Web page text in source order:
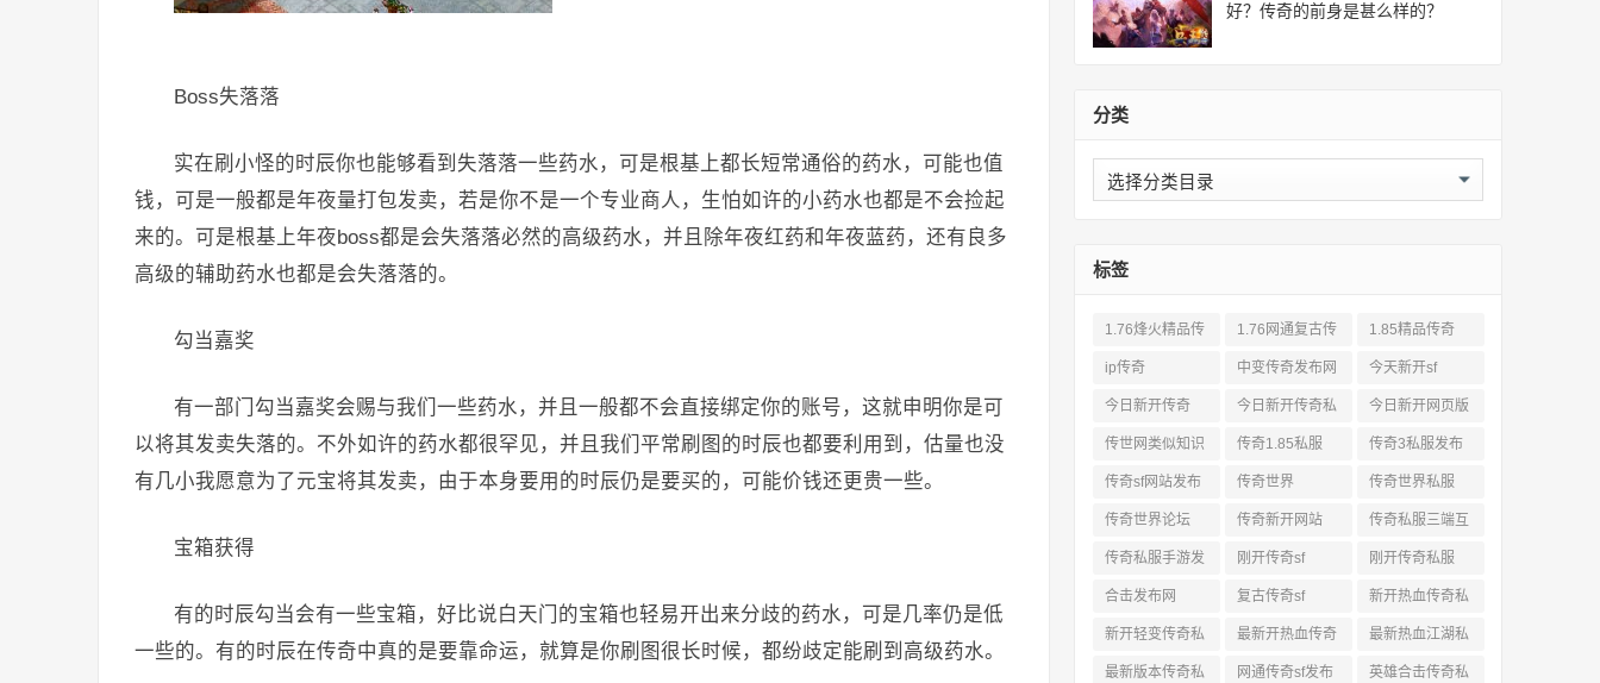
Boss失落落
实在刷小怪的时辰你也能够看到失落落一些药水，可是根基上都长短常通俗的药水，可能也值
钱，可是一般都是年夜量打包发卖，若是你不是一个专业商人，生怕如许的小药水也都是不会捡起
来的。可是根基上年夜boss都是会失落落必然的高级药水，并且除年夜红药和年夜蓝药，还有良多
高级的辅助药水也都是会失落落的。
勾当嘉奖
有一部门勾当嘉奖会赐与我们一些药水，并且一般都不会直接绑定你的账号，这就申明你是可
以将其发卖失落的。不外如许的药水都很罕见，并且我们平常刷图的时辰也都要利用到，估量也没
有几小我愿意为了元宝将其发卖，由于本身要用的时辰仍是要买的，可能价钱还更贵一些。
宝箱获得
有的时辰勾当会有一些宝箱，好比说白天门的宝箱也轻易开出来分歧的药水，可是几率仍是低
一些的。有的时辰在传奇中真的是要靠命运，就算是你刷图很长时候，都纷歧定能刷到高级药水。
好？传奇的前身是甚么样的？
分类
分
类
标签
1.76烽火精品传
奇私服网站
1.76网通复古传
奇sf
1.85精品传奇
ip传奇 中变传奇发布网 今天新开sf
今日新开传奇
今日新开传奇私
服发布网
今日新开网页版
传奇
传世网类似知识 传奇1.85私服
传奇3私服发布
网站
传奇sf网站发布
网
传奇世界 传奇世界私服
传奇世界论坛 传奇新开网站
传奇私服三端互
通
传奇私服手游发
布网三端
刚开传奇sf 刚开传奇私服
合击发布网 复古传奇sf
新开热血传奇私
服网
新开轻变传奇私
服
最新开热血传奇
私服
最新热血江湖私
服
最新版本传奇私
网通传奇sf发布
英雄合击传奇私